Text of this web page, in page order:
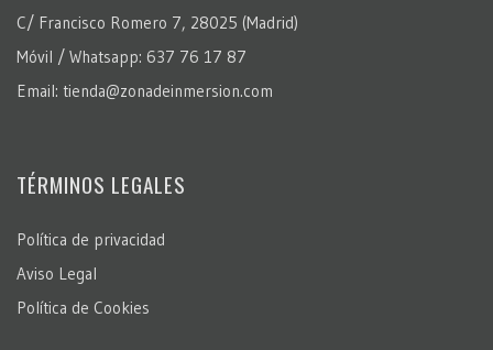
C/ Francisco Romero 7, 28025 (Madrid)
Móvil / Whatsapp: 637 76 17 87
Email: tienda@zonadeinmersion.com
TÉRMINOS LEGALES
Política de privacidad
Aviso Legal
Política de Cookies